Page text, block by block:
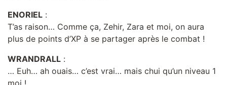
ENORIEL :
T’as raison… Comme ça, Zehir, Zara et moi, on aura
plus de points d’XP à se partager après le combat !
WRANDRALL :
… Euh… ah ouais… c’est vrai… mais chui qu’un niveau 1
moi !